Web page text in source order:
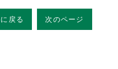
戻る 次のページ